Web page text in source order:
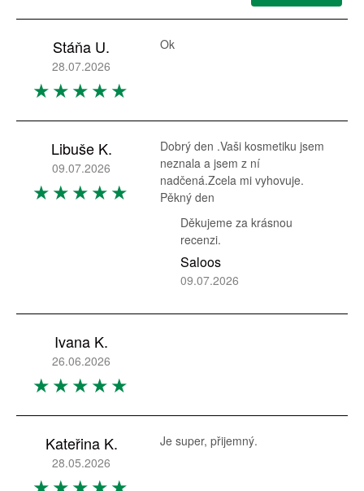
Stáňa U.
28.07.2026
Ok
Libuše K.
09.07.2026
Dobrý den .Vaši kosmetiku jsem
neznala a jsem z ní
nadčená.Zcela mi vyhovuje.
Pěkný den
Děkujeme za krásnou
recenzi.
Saloos
09.07.2026
Ivana K.
26.06.2026
Kateřina K.
28.05.2026
Je super, přijemný.